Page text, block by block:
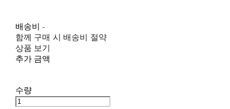
배송비 -
함께 구매 시 배송비 절약
상품 보기
추가 금액
수량